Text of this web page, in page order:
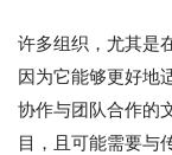
许多组织，尤其是
因为它能够更好地
协作与团队合作的
目，且可能需要与